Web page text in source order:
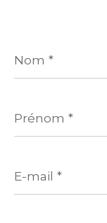
*
*
mail
*